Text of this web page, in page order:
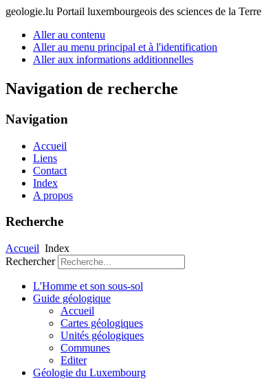
geologie.lu Portail luxembourgeois des sciences de la Terre
Aller au contenu
Aller au menu principal et à l'identification
Aller aux informations additionnelles
Navigation de recherche
Navigation
Accueil
Liens
Contact
Index
A propos
Recherche
Accueil Index
Rechercher
L'Homme et son sous-sol
Guide géologique
Accueil
Cartes géologiques
Unités géologiques
Communes
Editer
Géologie du Luxembourg